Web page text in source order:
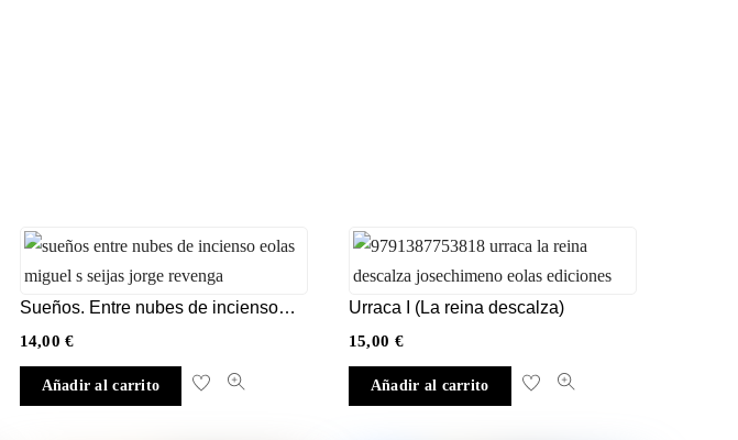
Sueños. Entre nubes de incienso…
14,00€
Añadir al carrito
Urraca I (La reina descalza)
15,00 €
Añadir al carrito